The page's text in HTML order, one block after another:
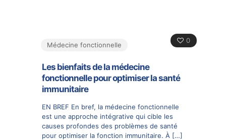
0
Médecine fonctionnelle
Les bienfaits de la médecine
fonctionnelle pour optimiser la santé
immunitaire
EN BREF En bref, la médecine fonctionnelle
est une approche intégrative qui cible les
causes profondes des problèmes de santé
pour optimiser la fonction immunitaire. À […]